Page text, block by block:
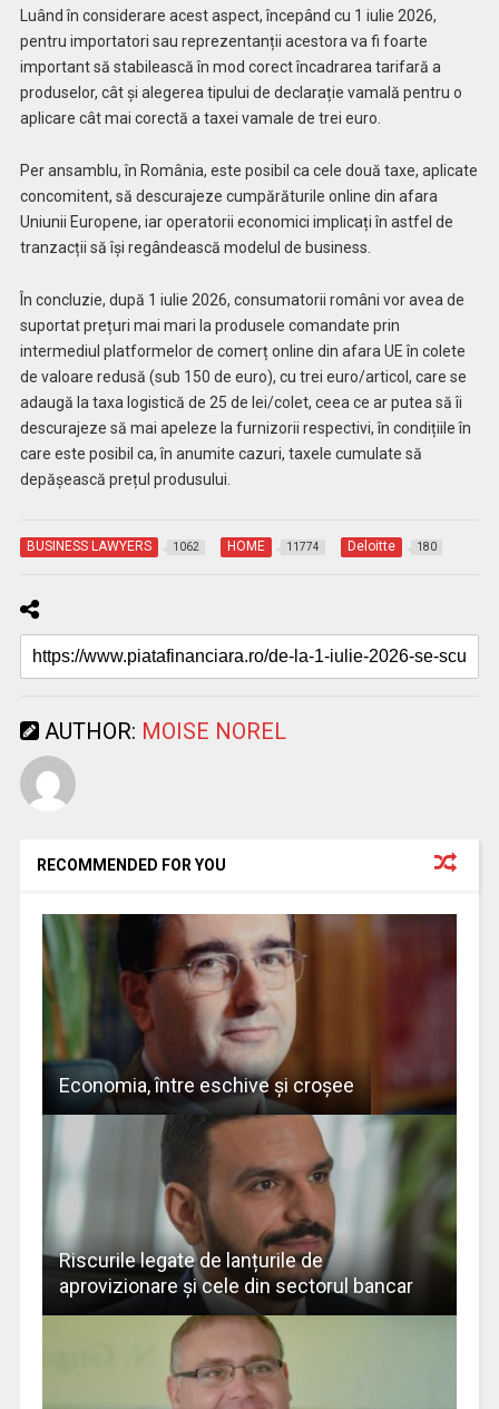
Luând în considerare acest aspect, începând cu 1 iulie 2026,
pentru importatori sau reprezentanții acestora va fi foarte
important să stabilească în mod corect încadrarea tarifară a
produselor, cât și alegerea tipului de declarație vamală pentru o
aplicare cât mai corectă a taxei vamale de trei euro.
Per ansamblu, în România, este posibil ca cele două taxe, aplicate
concomitent, să descurajeze cumpărăturile online din afara
Uniunii Europene, iar operatorii economici implicați în astfel de
tranzacții să își regândească modelul de business.
În concluzie, după 1 iulie 2026, consumatorii români vor avea de
suportat prețuri mai mari la produsele comandate prin
intermediul platformelor de comerț online din afara UE în colete
de valoare redusă (sub 150 de euro), cu trei euro/articol, care se
adaugă la taxa logistică de 25 de lei/colet, ceea ce ar putea să îi
descurajeze să mai apeleze la furnizorii respectivi, în condițiile în
care este posibil ca, în anumite cazuri, taxele cumulate să
depășească prețul produsului.
BUSINESS LAWYERS 1062 HOME 11774 Deloitte 180
AUTHOR: MOISE NOREL
RECOMMENDED FOR YOU
Economia, între eschive şi croşee
Riscurile legate de lanțurile de
aprovizionare și cele din sectorul bancar